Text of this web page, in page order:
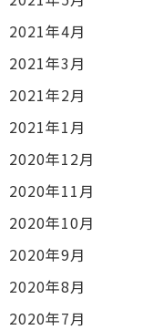
2021年4月
2021年3月
2021年2月
2021年1月
2020年12月
2020年11月
2020年10月
2020年9月
2020年8月
2020年7月